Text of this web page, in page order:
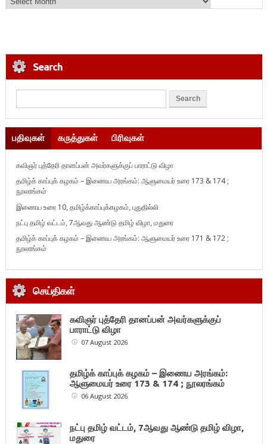
Search
பதிவுகள் கருத்துகள் பிரிவுகள்
கவிஞர் புத்தேரி தானப்பன் அவர்களுக்குப் பாராட்டு விழா
தமிழ்க் காப்புக் கழகம் – இணைய அரங்கம்: ஆளுமையர் உரை 173 & 174 ;
நூலரங்கம்
இணைய உரை 10, தமிழ்க்காப்புக்கழகம், புதுதில்லி
நட்பு தமிழ் வட்டம், 7ஆவது ஆண்டு தமிழ் விழா, மதுரை
தமிழ்க் காப்புக் கழகம் – இணைய அரங்கம்: ஆளுமையர் உரை 171 & 172 ;
நூலரங்கம்
செய்திகள்
கவிஞர் புத்தேரி தானப்பன் அவர்களுக்குப்
பாராட்டு விழா
07 August 2026
தமிழ்க் காப்புக் கழகம் – இணைய அரங்கம்:
ஆளுமையர் உரை 173 & 174 ; நூலரங்கம்
06 August 2026
நட்பு தமிழ் வட்டம், 7ஆவது ஆண்டு தமிழ் விழா,
மதுரை